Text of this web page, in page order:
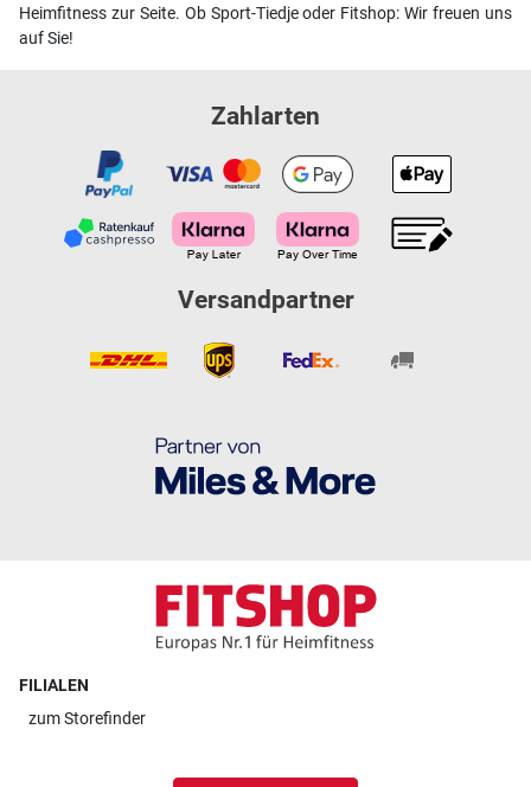
Heimfitness zur Seite. Ob Sport-Tiedje oder Fitshop: Wir freuen uns
auf Sie!
Zahlarten
Versandpartner
FILIALEN
zumStorefinder